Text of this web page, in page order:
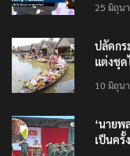
25 มิถุน
ปลัดกร
แต่งชุด
10 มิถุน
‘นายพ
เป็นครั้